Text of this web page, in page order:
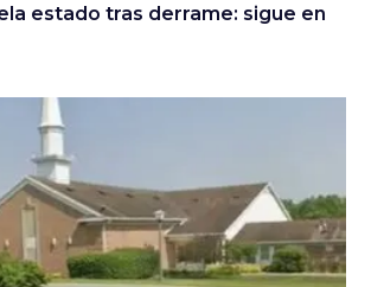
estado tras derrame: sigue en